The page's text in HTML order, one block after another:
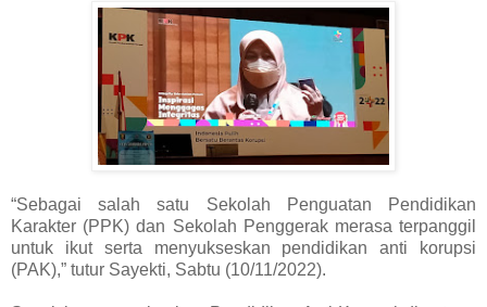
“Sebagai salah satu Sekolah Penguatan Pendidikan
Karakter (PPK) dan Sekolah Penggerak merasa terpanggil
untuk ikut serta menyukseskan pendidikan anti korupsi
(PAK),” tutur Sayekti, Sabtu (10/11/2022).